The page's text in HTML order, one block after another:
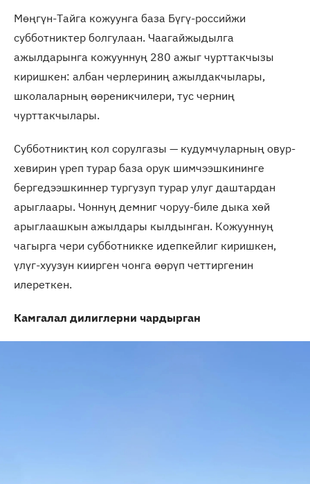
Мөңгүн-Тайга кожуунга база Бүгү-российжи
субботниктер болгулаан. Чаагайжыдылга
ажылдарынга кожууннуң 280 ажыг чурттакчызы
киришкен: албан черлериниң ажылдакчылары,
школаларның өөреникчилери, тус черниң
чурттакчылары.
Субботниктиң кол сорулгазы — кудумчуларның овур-
хевирин үреп турар база орук шимчээшкининге
бергедээшкиннер тургузуп турар улуг даштардан
арыглаары. Чоннуң демниг чоруу-биле дыка хөй
арыглаашкын ажылдары кылдынган. Кожууннуң
чагырга чери субботникке идепкейлиг киришкен,
үлүг-хуузун киирген чонга өөрүп четтиргенин
илереткен.
Камгалал дилиглерни чардырган